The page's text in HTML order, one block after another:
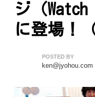
ジ（Watch
に登場！
Author
POSTED BY
ken@jyohou.com